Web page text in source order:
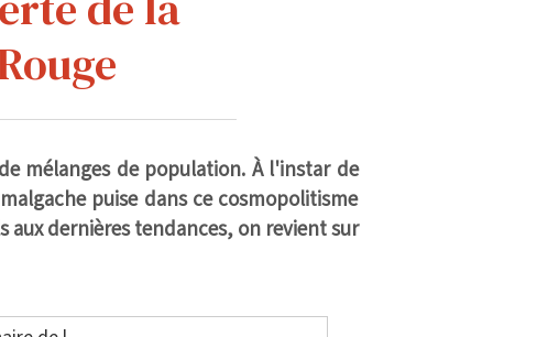
mélanges de population. À l'instar de
puise dans ce cosmopolitisme
dernières tendances, on revient sur